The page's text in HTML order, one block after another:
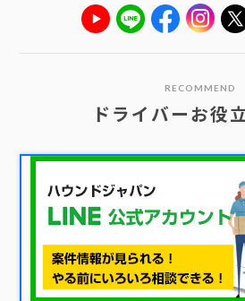
RECOMMEND
ドライバーお役